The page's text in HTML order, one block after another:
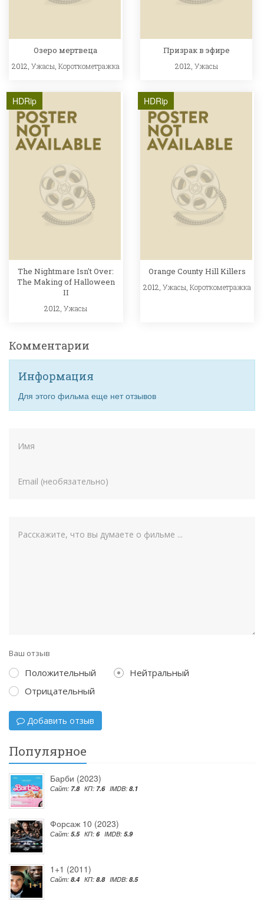
Озеро мертвеца
2012, Ужасы Короткометражка
Призрак в эфире
2012, Ужасы
HDRip
The Nightmare Isn't Over:
The Making of Halloween
II
2012,Ужасы
HDRip
Orange County Hill Killers
2012,Ужасы ,Короткометражка
Комментарии
Информация
Для этого фильма еще нет отзывов
Ваш отзыв
Положительный
Нейтральный
Отрицательный
Добавить отзыв
Популярное
Барби (2023)
Сайт: 7.8 КП: 7.6 IMDB: 8.1
Форсаж 10 (2023)
Сайт: 5.5 КП: 6 IMDB: 5.9
1+1 (2011)
Сайт: 8.4 КП: 8.8 IMDB: 8.5